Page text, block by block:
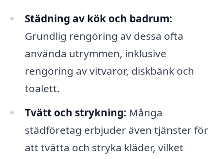
Städning av kök och badrum:
Grundlig rengöring av dessa ofta
använda utrymmen, inklusive
rengöring av vitvaror, diskbänk och
toalett.
Tvätt och strykning: Många
städföretag erbjuder även tjänster för
att tvätta och stryka kläder, vilket